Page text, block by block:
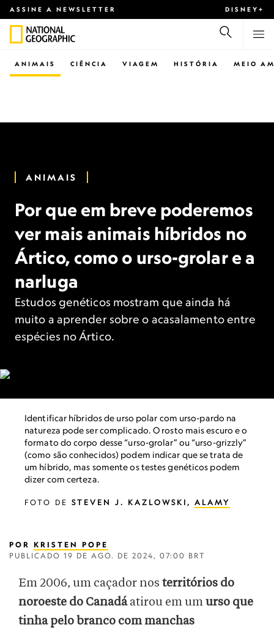
ASSINE A NEWSLETTER DISNEY+
CIÊNCIA VIAGEM
ANIMAIS HISTÓRIA MEIO
ANIMAIS
Por que em breve poderemos
ver mais animais híbridos no
Ártico, como o urso-grolar e a
narluga
Estudos genéticos mostram que ainda há
muito a aprender sobre o acasalamento entre
espécies no Ártico.
Identificar híbridos de urso polar com urso-pardo na
natureza pode ser complicado. O rosto mais escuro e o
formato do corpo desse “urso-grolar” ou “urso-grizzly”
(como são conhecidos) podem indicar que se trata de
um híbrido, mas somente os testes genéticos podem
dizer com certeza.
FOTO DE STEVEN J. KAZLOWSKI, ALAMY
POR KRISTEN POPE
PUBLICADO 19 DE AGO. DE 2024, 07:00 BRT
Em 2006, um caçador nos territórios do
noroeste do Canadáatirou em umurso que
tinha pelo branco com manchas